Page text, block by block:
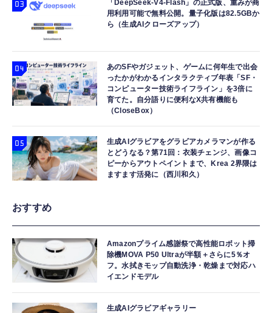
「DeepSeek-V4-Flash」の正式版、重みが商
用利用可能で無料公開。量子化版は82.5GBか
ら（生成AIクローズアップ）
あのSFやガジェット、ゲームに何年生で出会
ったかがわかるインタラクティブ年表「SF・
コンピューター技術ライフライン」を3倍に
育てた。自分語りに便利なX共有機能も
（CloseBox）
生成AIグラビアをグラビアカメラマンが作る
とどうなる？第71回：衣装チェンジ、画像コ
ピーからアウトペイントまで、Krea 2界隈は
ますます活発に（西川和久）
おすすめ
Amazonプライム感謝祭で高性能ロボット掃
除機MOVA P50 Ultraが半額＋さらに5％オ
フ。水拭きモップ自動洗浄・乾燥まで対応ハ
イエンドモデル
生成AIグラビアギャラリー